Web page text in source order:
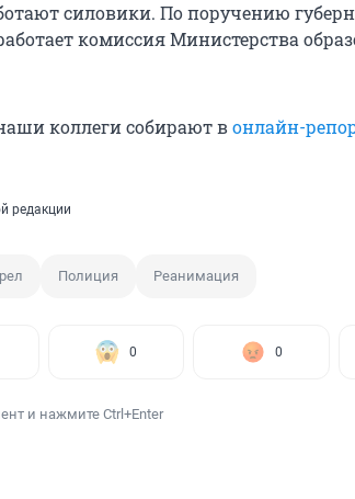
силовики. По поручению
комиссия Министерства
коллеги собирают вонлайн-
редакции
Полиция Реанимация
0 0
и нажмите Ctrl+Enter